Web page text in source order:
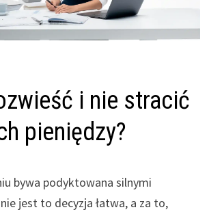
i nie stracić
pieniędzy?
bywa podyktowana silnymi
jest to decyzja łatwa, a za to,